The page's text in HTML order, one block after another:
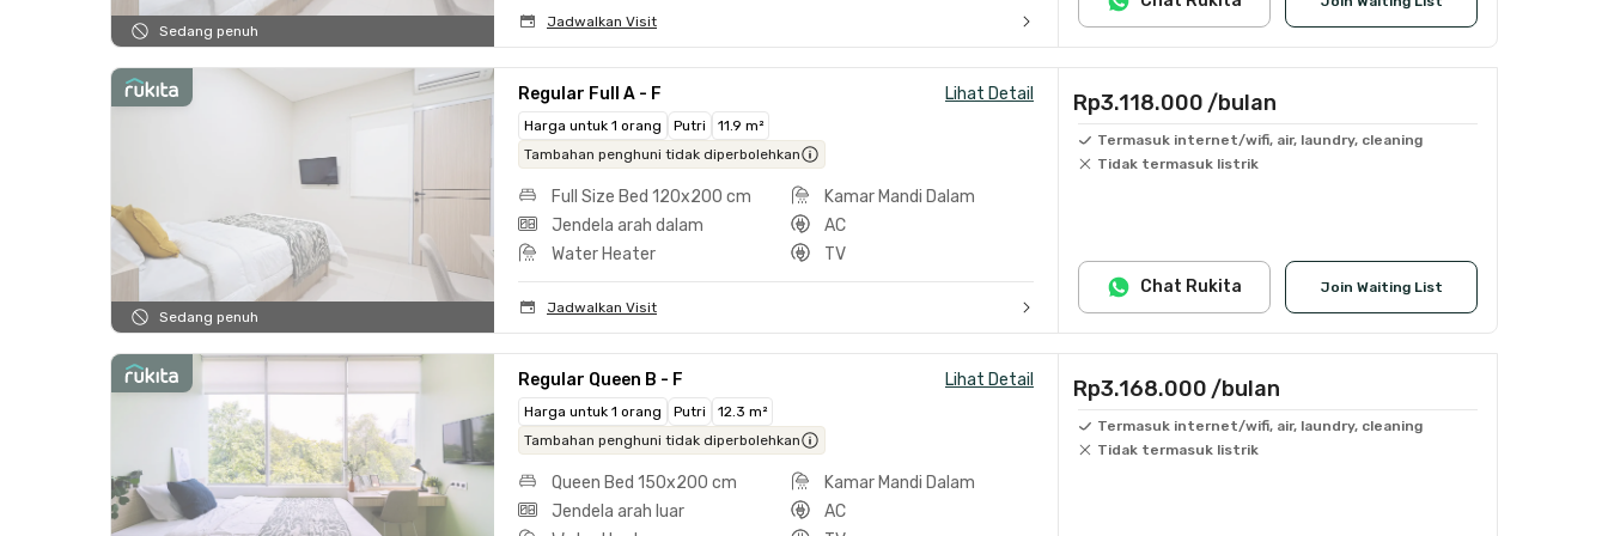
Sedang penuh
Jadwalkan Visit
Sedang penuh
Regular Full A - F Lihat Detail
Harga untuk 1 orang Putri
11.9 m²
Tambahan penghuni tidak diperbolehkan
Full Size Bed 120x200 cm
Kamar Mandi Dalam
Jendela arah dalam
AC
Water Heater
TV
Jadwalkan Visit
Rp3.118.000 /bulan
Termasuk internet/wifi, air, laundry, cleaning
Tidak termasuk listrik
Join Waiting List
Chat Rukita
Regular Queen B - F Lihat Detail
Harga untuk 1 orang Putri
12.3 m²
Tambahan penghuni tidak diperbolehkan
Queen Bed 150x200 cm
Kamar Mandi Dalam
Jendela arah luar
AC
Rp3.168.000 /bulan
Termasuk internet/wifi, air, laundry, cleaning
Tidak termasuk listrik